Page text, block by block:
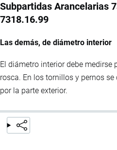
Subpartidas Arancelarias
7318.16.99
Las demás, de diámetro interior
El diámetro interior debe medirse
rosca. En los tornillos y pernos
por la parte exterior.